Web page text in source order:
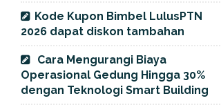
Kode Kupon Bimbel LulusPTN
2026 dapat diskon tambahan
Cara Mengurangi Biaya
Operasional Gedung Hingga 30%
dengan Teknologi Smart Building